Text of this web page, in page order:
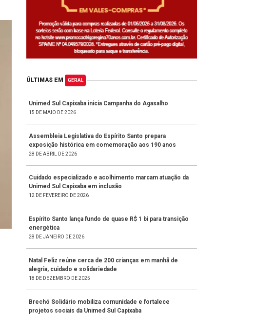
ÚLTIMAS EM GERAL
Unimed Sul Capixaba inicia Campanha do Agasalho
15 DE MAIO DE 2026
Assembleia Legislativa do Espírito Santo prepara
exposição histórica em comemoração aos 190 anos
28 DE ABRIL DE 2026
Cuidado especializado e acolhimento marcam atuação da
Unimed Sul Capixaba em inclusão
12 DE FEVEREIRO DE 2026
Espírito Santo lança fundo de quase R$ 1 bi para transição
energética
28 DE JANEIRO DE 2026
Natal Feliz reúne cerca de 200 crianças em manhã de
alegria, cuidado e solidariedade
18 DE DEZEMBRO DE 2025
Brechó Solidário mobiliza comunidade e fortalece
projetos sociais da Unimed Sul Capixaba